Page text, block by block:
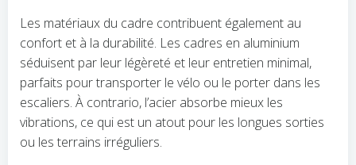
Les matériaux du cadre contribuent également au
confort et à la durabilité. Les cadres en aluminium
séduisent par leur légèreté et leur entretien minimal,
parfaits pour transporter le vélo ou le porter dans les
escaliers. À contrario, l’acier absorbe mieux les
vibrations, ce qui est un atout pour les longues sorties
ou les terrains irréguliers.